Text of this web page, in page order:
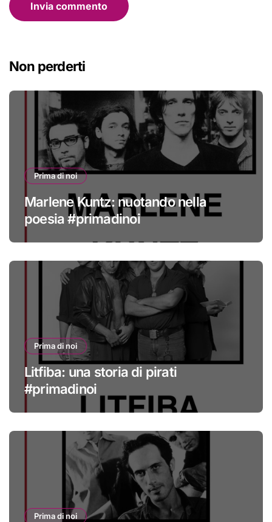
Non perderti
Prima di noi
Marlene Kuntz: nuotando nella
poesia #primadinoi
Prima di noi
Litfiba: una storia di pirati
#primadinoi
Prima di noi